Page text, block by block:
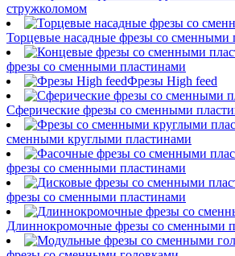
стружколомом
Торцевые насадные фрезы со сменными
фрезы со сменными пластинами
Фрезы High feed
Сферические фрезы со сменными
сменными круглыми пластинами
фрезы со сменными пластинами
фрезы со сменными пластинами
Длиннокромочные фрезы со сменными